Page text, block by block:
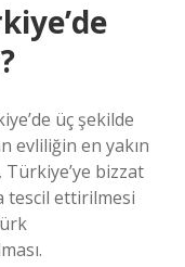
üç şekilde
evliliğin en yakın
bizzat
tescil ettirilmesi